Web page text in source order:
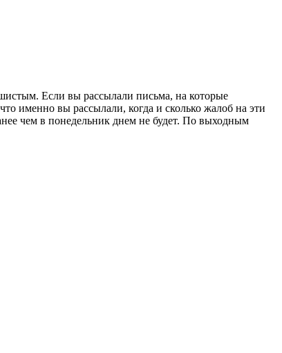
Если вы рассылали письма, на которые
именно вы рассылали, когда и сколько жалоб на эти
чем в понедельник днем не будет. По выходным